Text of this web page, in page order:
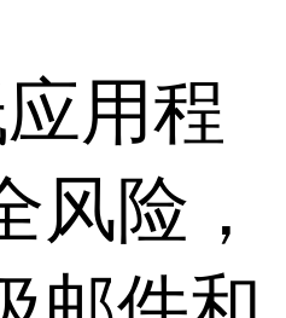
用程
风险，